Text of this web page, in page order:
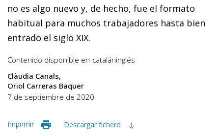
no es algo nuevo y, de hecho, fue el formato
habitual para muchos trabajadores hasta bien
entrado el siglo XIX.
Contenido disponible en cataláninglés
Clàudia Canals
Oriol Carreras Baquer
7 de septiembre de 2020
Imprimir Descargar fichero